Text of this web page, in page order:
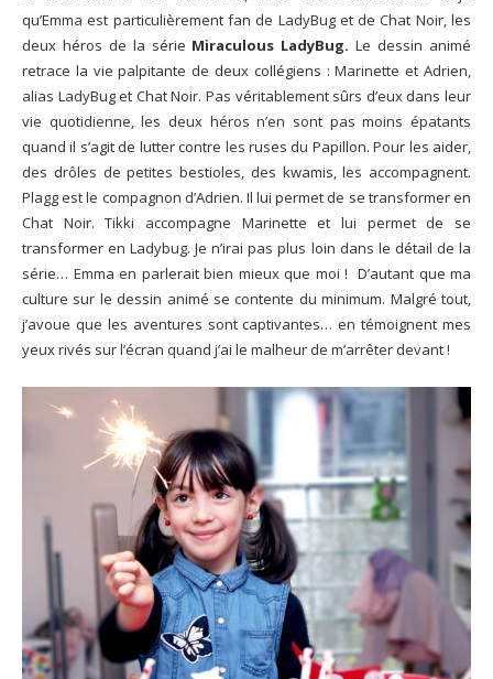
qu’Emma est particulièrement fan de LadyBug et de Chat Noir, les
deux héros de la série Miraculous LadyBug.Le dessin animé
retrace la vie palpitante de deux collégiens : Marinette et Adrien,
alias LadyBug et Chat Noir. Pas véritablement sûrs d’eux dans leur
vie quotidienne, les deux héros n’en sont pas moins épatants
quand il s’agit de lutter contre les ruses du Papillon. Pour les aider,
des drôles de petites bestioles, des kwamis, les accompagnent.
Plagg est le compagnon d’Adrien. Il lui permet de se transformer en
Chat Noir. Tikki accompagne Marinette et lui permet de se
transformer en Ladybug. Je n’irai pas plus loin dans le détail de la
série… Emma en parlerait bien mieux que moi ! D’autant que ma
culture sur le dessin animé se contente du minimum. Malgré tout,
j’avoue que les aventures sont captivantes… en témoignent mes
yeux rivés sur l’écran quand j’ai le malheur de m’arrêter devant !